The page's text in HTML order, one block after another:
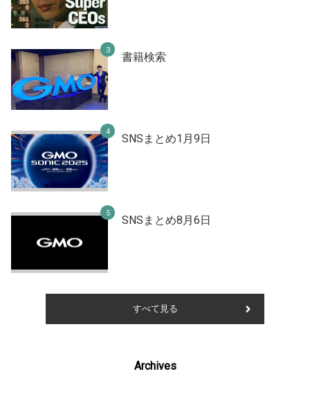
書籍検索
SNSまとめ1月9日
SNSまとめ8月6日
すべて見る
Archives